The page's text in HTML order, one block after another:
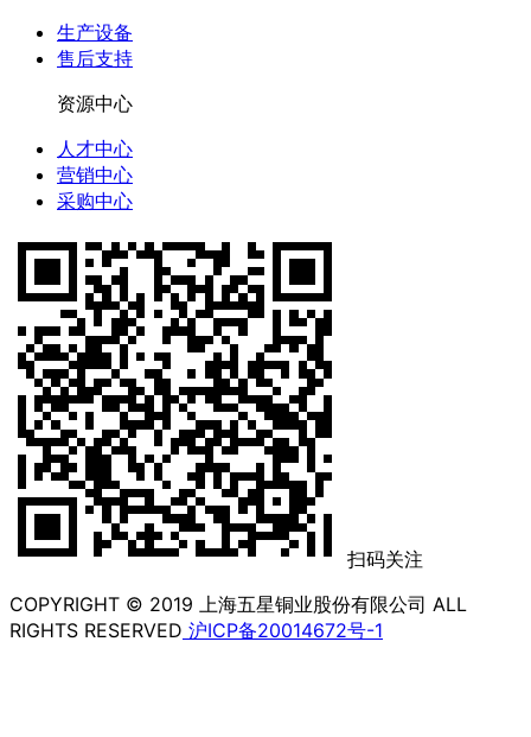
生产设备
售后支持
资源中心
人才中心
营销中心
采购中心
扫码关注
COPYRIGHT © 2019 上海五星铜业股份有限公司 ALL
RIGHTS RESERVED 沪ICP备20014672号-1